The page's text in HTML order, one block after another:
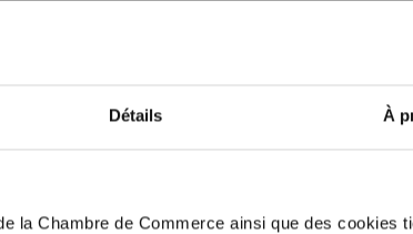
Détails À
la Chambre de Commerce ainsi que des cookies
Through a rich programme spanning
vibrant innovation hubs of Zurich and
institutions such as ETH Zurich, EMPA
Aviation. The mission will also highlight
cluster and Lausanne’s rapidly growing
The mission will provide participants